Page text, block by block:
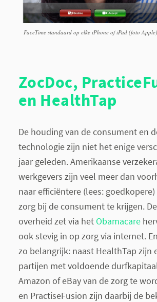
FaceTime standaard op elke iPhone of iPad (foto Apple)
ZocDoc,
en HealthTap
De houding van de consument en
technologie zijn niet het enige
jaar geleden. Amerikaanse
werkgevers zijn veel meer dan
naar efficiëntere (lees:
zorg bij de consument te krijgen.
overheid zet via het Obamacare
ook stevig in op zorg via internet.
zo belangrijk: naast HealthTap zijn
partijen met voldoende
Amazon of eBay van de zorg te
en PractiseFusion zijn daarbij de